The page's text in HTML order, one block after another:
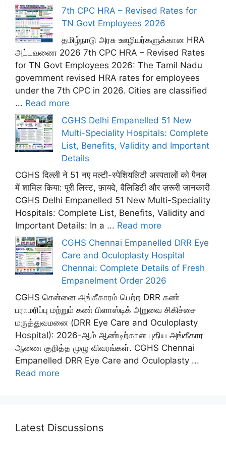
7th CPC HRA – Revised Rates for
TN Govt Employees 2026
தமிழ்நாடு அரசு ஊழியர்களுக்கான HRA
அட்டவணை 2026 7th CPC HRA – Revised Rates
for TN Govt Employees 2026: The Tamil Nadu
government revised HRA rates for employees
under the 7th CPC in 2026. Cities are classified
... Read more
CGHS Delhi Empanelled 51 New
Multi-Speciality Hospitals: Complete
List, Benefits, Validity and Important
Details
CGHS दिल्ली ने 51 नए मल्टी-स्पेशियलिटी अस्पतालों को पैनल
में शामिल किया: पूरी लिस्ट, फ़ायदे, वैलिडिटी और ज़रूरी जानकारी
CGHS Delhi Empanelled 51 New Multi-Speciality
Hospitals: Complete List, Benefits, Validity and
Important Details: In a ... Read more
CGHS Chennai Empanelled DRR Eye
Care and Oculoplasty Hospital
Chennai: Complete Details of Fresh
Empanelment Order 2026
CGHS சென்னை அங்கீகாரம் பெற்ற DRR கண்
பராமரிப்பு மற்றும் கண் பிளாஸ்டிக் அறுவை சிகிச்சை
மருத்துவமனை (DRR Eye Care and Oculoplasty
Hospital): 2026-ஆம் ஆண்டிற்கான புதிய அங்கீகார
ஆணை குறித்த முழு விவரங்கள். CGHS Chennai
Empanelled DRR Eye Care and Oculoplasty ...
Read more
Latest Discussions